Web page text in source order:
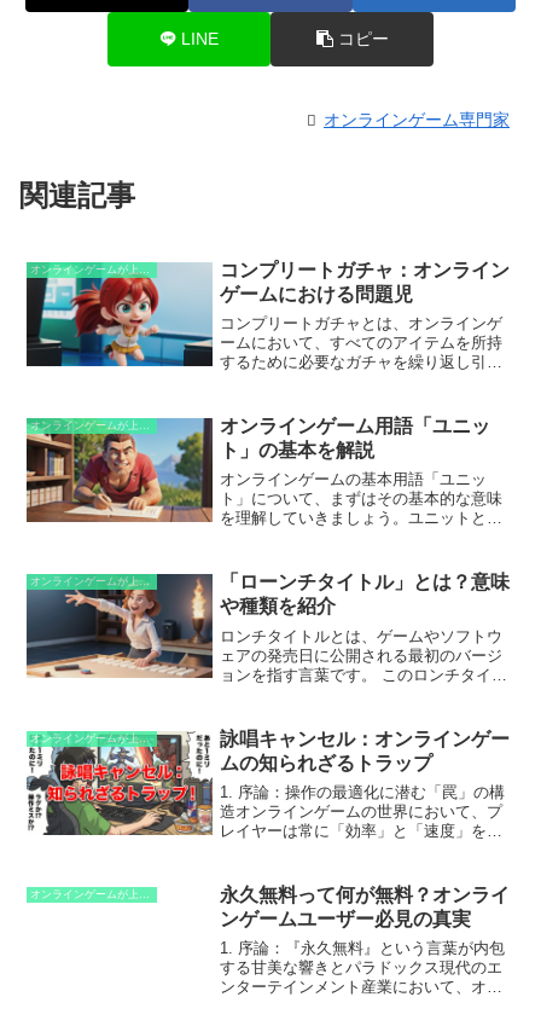
LINE コピー
オンラインゲーム専門家
関連記事
コンプリートガチャ：オンライン
ゲームにおける問題児
コンプリートガチャとは、オンラインゲ
ームにおいて、すべてのアイテムを所持
するために必要なガチャを繰り返し引く
ンダムに排出されるくじのような仕組み
のことで、コンプリートガチャでは、す
べてのアイテムをコンプリートするため
に、大量のガチャを引く必要がありま
す。このため、コンプリートガチャは、
ゲームをプレイするために多額の費用が
オンラインゲーム用語「ユニッ
ト」の基本を解説
オンラインゲームの基本用語「ユニッ
ト」について、まずはその基本的な意味
を理解していきましょう。ユニットと
物、車両など、プレイヤーが直接操作し
たり、間接的に制御したりするすべての
ものを指します。ユニットはゲームの進
行に不可欠であり、戦いやクエスト、資
源収集など、さまざまな場面で重要な役
割を果たします。ユニットを効果的に活
オンラインゲームが上手くなるための知識
「ローンチタイトル」とは？意味
や種類を紹介
ロンチタイトルとは、ゲームやソフトウ
ェアの発売日に公開される最初のバージ
ョンを指す言葉です。 このロンチタイト
応えることが求められます。そのため、
開発チームはロンチタイトルの品質と完
成度に細心の注意を払って取り組みま
す。
オンラインゲームが上手くなるための知識
詠唱キャンセル：オンラインゲー
ムの知られざるトラップ
1. 序論：操作の最適化に潜む「罠」の構
造オンラインゲームの世界において、プ
レイヤーは常に「効率」と「速度」を追
の攻撃を紙一重で回避するために、多く
の上級プレイヤーは「詠...
永久無料って何が無料？オンライ
ンゲームユーザー必見の真実
1. 序論：『永久無料』という言葉が内包
する甘美な響きとパラドックス現代のエ
ンターテインメント産業において、オン